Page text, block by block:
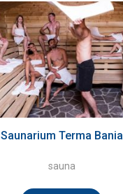
Saunarium Terma Bania
sauna